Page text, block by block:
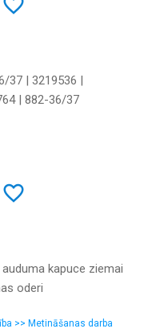
37 | 3219536 |
| 882-36/37
kapuce ziemai
oderi
>> Metināšanas darba